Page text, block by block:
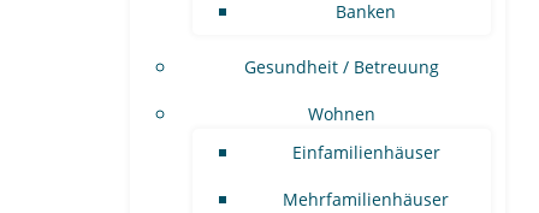
Banken
Gesundheit / Betreuung
Wohnen
Einfamilienhäuser
Mehrfamilienhäuser